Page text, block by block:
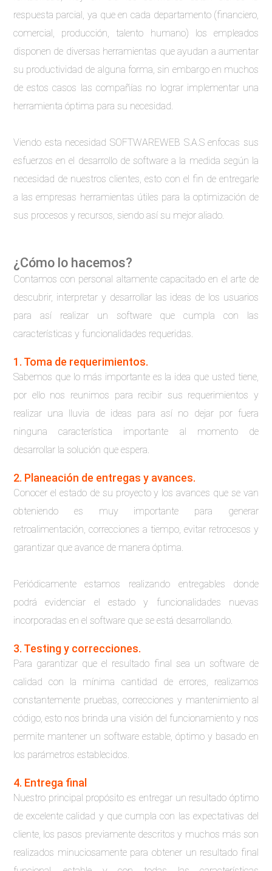
respuesta parcial, ya que en cada departamento (financiero,
comercial, producción, talento humano) los empleados
disponen de diversas herramientas que ayudan a aumentar
su productividad de alguna forma, sin embargo en muchos
de estos casos las compañías no lograr implementar una
herramienta óptima para su necesidad.
Viendo esta necesidad SOFTWAREWEB S.A.S enfocas sus
esfuerzos en el desarrollo de software a la medida según la
necesidad de nuestros clientes, esto con el fin de entregarle
a las empresas herramientas útiles para la optimización de
sus procesos y recursos, siendo así su mejor aliado.
¿Cómo lo hacemos?
Contamos con personal altamente capacitado en el arte de
descubrir, interpretar y desarrollar las ideas de los usuarios
para así realizar un software que cumpla con las
características y funcionalidades requeridas.
1. Toma de requerimientos.
Sabemos que lo más importante es la idea que usted tiene,
por ello nos reunimos para recibir sus requerimientos y
realizar una lluvia de ideas para así no dejar por fuera
ninguna característica importante al momento de
desarrollar la solución que espera.
2. Planeación de entregas y avances.
Conocer el estado de su proyecto y los avances que se van
obteniendo es muy importante para generar
retroalimentación, correcciones a tiempo, evitar retrocesos y
garantizar que avance de manera óptima.
Periódicamente estamos realizando entregables donde
podrá evidenciar el estado y funcionalidades nuevas
incorporadas en el software que se está desarrollando.
3. Testing y correcciones.
Para garantizar que el resultado final sea un software de
calidad con la mínima cantidad de errores, realizamos
constantemente pruebas, correcciones y mantenimiento al
código, esto nos brinda una visión del funcionamiento y nos
permite mantener un software estable, óptimo y basado en
los parámetros establecidos.
4. Entrega final
Nuestro principal propósito es entregar un resultado óptimo
de excelente calidad y que cumpla con las expectativas del
cliente, los pasos previamente descritos y muchos más son
realizados minuciosamente para obtener un resultado final